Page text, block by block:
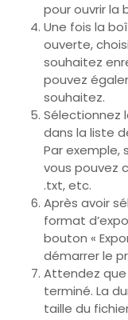
pour ouvrir la
Une fois la
ouverte,
souhaitez
pouvez
souhaitez.
Sélectionnez
dans la liste
Par exemple,
vous pouvez
.txt, etc.
Après avoir
format
bouton «
démarrer le
Attendez que
terminé. La
taille du